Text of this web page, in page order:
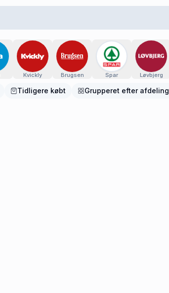
Kvickly Brugsen Spar Løvbjerg
Tidligere købt
Grupperet efter afdeling